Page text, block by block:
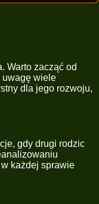
Warto zacząć od
uwagę wiele
dla jego rozwoju,
gdy drugi rodzic
każdej sprawie